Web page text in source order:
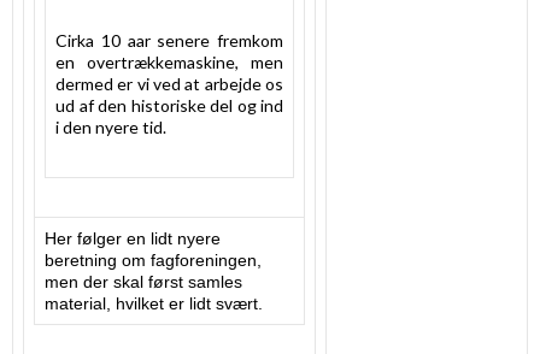
Cirka 10 aar senere fremkom
en overtrækkemaskine, men
dermed er vi ved at arbejde os
ud af den historiske del og ind
i den nyere tid.
Her følger en lidt nyere
beretning om fagforeningen,
men der skal først samles
material, hvilket er lidt svært.